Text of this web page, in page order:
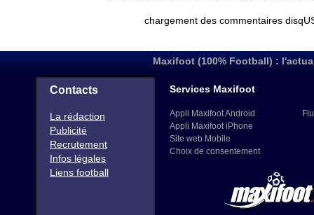
chargement des commentaires
Maxifoot (100% Football) :
Contacts
La rédaction
Publicité
Recrutement
Infos légales
Liens football
Services Maxifoot
Appli Maxifoot Android
Appli Maxifoot iPhone
Site web Mobile
Choix de consentement